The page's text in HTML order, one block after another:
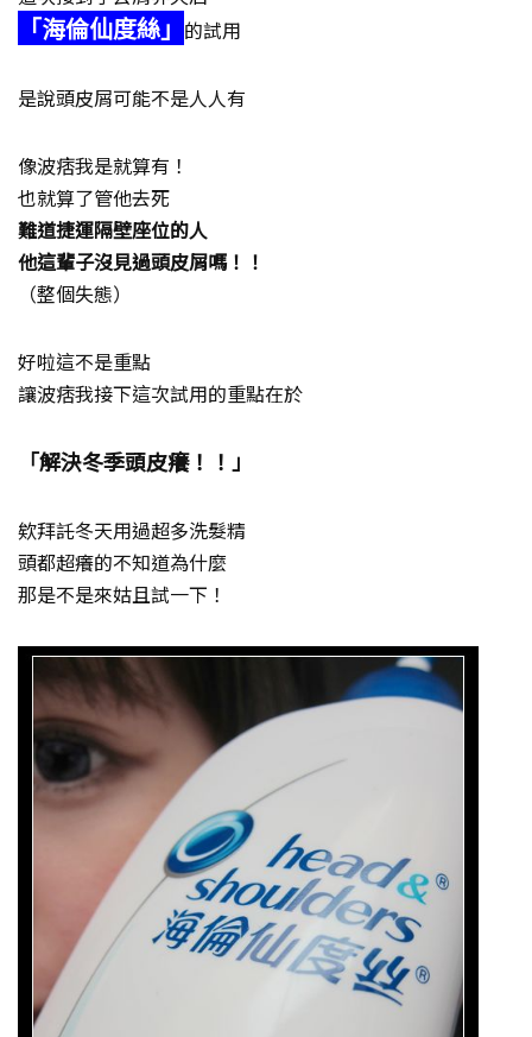
「海倫仙度絲」 的試用
是說頭皮屑可能不是人人有
像波痞我是就算有！
也就算了管他去死
難道捷運隔壁座位的人
他這輩子沒見過頭皮屑嗎！！
（整個失態）
好啦這不是重點
讓波痞我接下這次試用的重點在於
「解決冬季頭皮癢！！」
欸拜託冬天用過超多洗髮精
頭都超癢的不知道為什麼
那是不是來姑且試一下！